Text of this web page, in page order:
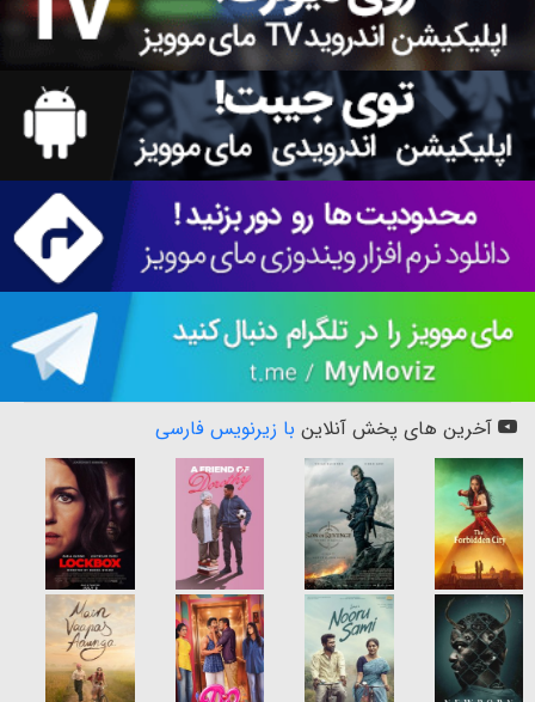
آخرین های پخش آنلاین با زیرنویس فارسی